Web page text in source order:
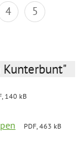
4
5
140 kB
PDF, 463 kB